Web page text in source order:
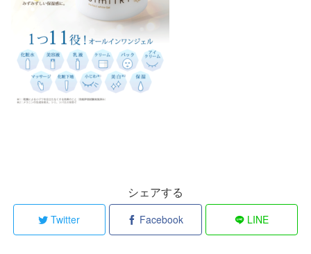
シェアする
Twitter Facebook LINE